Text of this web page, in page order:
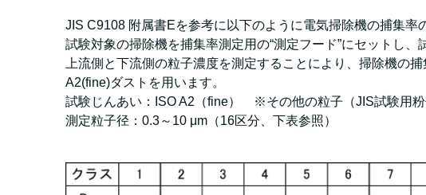
JIS C9108 附属書Eを参考に以下のように電気掃除機の捕集率
試験対象の掃除機を捕集率測定用の“測定フード”にセットし
上流側と下流側の粒子濃度を測定することにより、掃除機の
A2(fine)ダストを用います。
試験じんあい：ISO A2（fine） ※その他の粒子（JIS試験用
測定粒子径：0.3～10 μm（16区分、下表参照）